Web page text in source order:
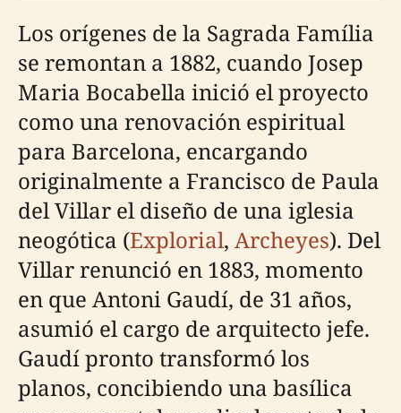
Los orígenes de la Sagrada Família
se remontan a 1882, cuando Josep
Maria Bocabella inició el proyecto
como una renovación espiritual
para Barcelona, encargando
originalmente a Francisco de Paula
del Villar el diseño de una iglesia
neogótica (Explorial, Archeyes). Del
Villar renunció en 1883, momento
en que Antoni Gaudí, de 31 años,
asumió el cargo de arquitecto jefe.
Gaudí pronto transformó los
planos, concibiendo una basílica